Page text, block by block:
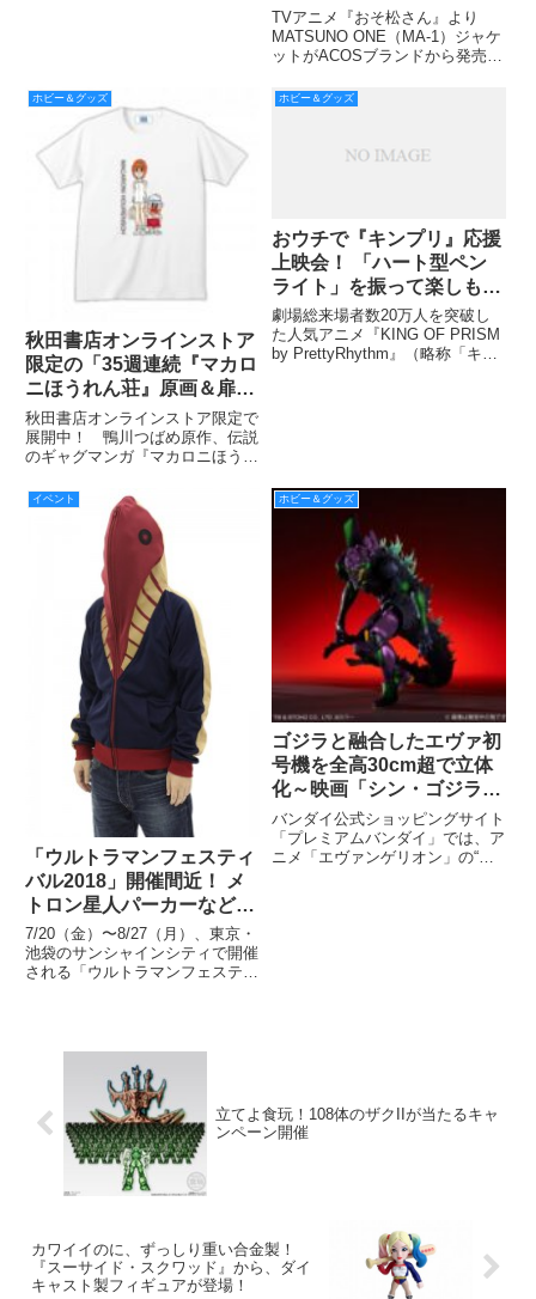
TVアニメ『おそ松さん』より
MATSUNO ONE（MA-1）ジャケ
ットがACOSブランドから発売決
各店にて発売予定。
ホビー＆グッズ
秋田書店オンラインストア
限定の「35週連続『マカロ
ニほうれん荘』原画＆扉絵
Tシャツ企画」より第10弾
を紹介！
秋田書店オンラインストア限定で
展開中！ 鴨川つばめ原作、伝説
のギャグマンガ『マカロニほうれ
うれん荘』原画＆扉絵Tシャツ企
画」をキャラクターランド公式サ
イトでも毎週フォロー！ 今回は
９月２日24時締め切りの第10
ホビー＆グッズ
おウチで『キンプリ』応援
上映会！ 「ハート型ペン
ライト」を振って楽しも
う!!
劇場総来場者数20万人を突破し
た人気アニメ『KING OF PRISM
by PrettyRhythm』（略称「キン
イベント
「ウルトラマンフェスティ
バル2018」開催間近！ メ
トロン星人パーカーなどコ
スパから発売の先行販売グ
ッズを一挙紹介！
7/20（金）〜8/27（月）、東京・
池袋のサンシャインシティで開催
される「ウルトラマンフェスティ
ホビー＆グッズ
ゴジラと融合したエヴァ初
号機を全高30cm超で立体
化～映画「シン・ゴジラ」
公開記念 “ゴジラ対エヴァ
ンゲリオン”企画～
バンダイ公式ショッピングサイト
「プレミアムバンダイ」では、ア
ニメ「エヴァンゲリオン」の“初
立てよ食玩！108体のザクIIが当たるキャ
ンペーン開催
カワイイのに、ずっしり重い合金製！
『スーサイド・スクワッド』から、ダイ
キャスト製フィギュアが登場！